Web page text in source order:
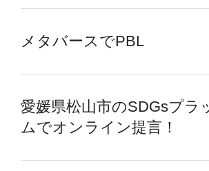
メタバースでPBL
愛媛県松山市のSDGsプラ
ムでオンライン提言！